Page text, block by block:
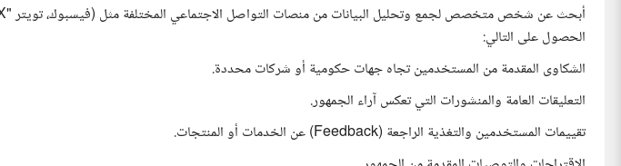
الحصول على التالي:
الشكاوى المقدمة من المستخدمين تجاه جهات حكومية أو شركات محددة.
التعليقات العامة والمنشورات التي تعكس آراء الجمهور.
تقييمات المستخدمين والتغذية الراجعة (Feedback) عن الخدمات أو المنتجات.